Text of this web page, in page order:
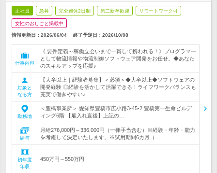
正社員 急募 完全週休2日制 第二新卒歓迎 リモートワーク可
女性のおしごと掲載中
情報更新日：2026/06/04 終了予定日： 2026/10/08
仕事内容
《 要件定義～稼働立会いまで一貫して携われる！》プログラマー
として物流情報や物流制御ソフトウェア開発をお任せ。◆あなた
のスキルアップを応援♪
対象と
なる方
【大卒以上｜経験者募集】＜必須＞◆大卒以上◆ソフトウェアの
開発経験 ◎経験を活かして活躍できる！ライフワークバランスも
充実で働きやすい♪
勤務地
＜豊橋事業所＞ 愛知県豊橋市広小路3-45-2 豊橋第一生命ビルデ
ィング6階 【雇入れ直後】上記の…
給与
月給276,000円～336.000円（一律手当含む）※経験・年齢・能力
を考慮して決定いたします。※試用期間6カ月（…
初年度
年収
450万円～550万円